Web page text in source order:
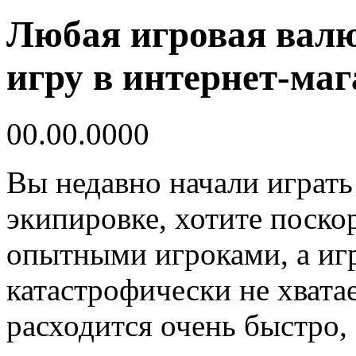
Любая игровая
игру в интернет-
00.00.0000
Вы недавно начали
экипировке, хотите
опытными игроками, а
катастрофически не
расходится очень